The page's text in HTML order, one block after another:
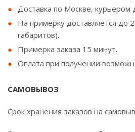
Доставка по Москве, курьером
На примерку доставляется до
габаритов).
Примерка заказа 15 минут.
Оплата при получении
САМОВЫВОЗ
Срок хранения заказов на